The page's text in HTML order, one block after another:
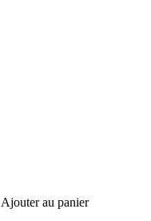
Ajouter au panier